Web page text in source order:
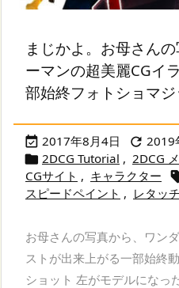
まじかよ。お母さん
ーマンの超美麗CGイ
部始終フォトショマ
 2017年8月4日  2019
 2DCG Tutorial , 2DCG
CGサイト , キャラクター
スピードペイント , レタッチ
お母さんの写真から、ワン
ストが出来上がる一部始終
ショット 左がモデルになっ